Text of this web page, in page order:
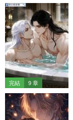
完結 9 章